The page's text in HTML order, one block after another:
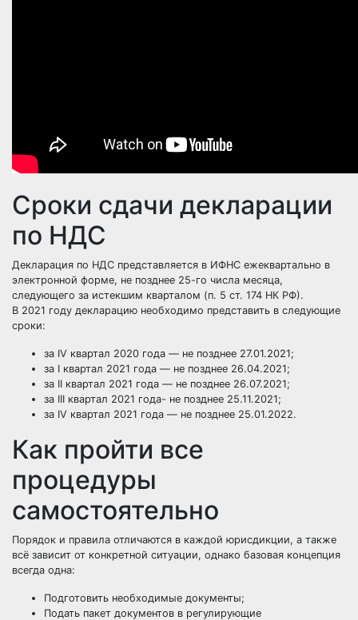
Сроки сдачи декларации
по НДС
Декларация по НДС представляется в ИФНС ежеквартально в
электронной форме, не позднее 25-го числа месяца,
следующего за истекшим кварталом (п. 5 ст. 174 НК РФ).
В 2021 году декларацию необходимо представить в следующие
сроки:
за IV квартал 2020 года — не позднее 27.01.2021;
за I квартал 2021 года — не позднее 26.04.2021;
за II квартал 2021 года — не позднее 26.07.2021;
за III квартал 2021 года- не позднее 25.11.2021;
за IV квартал 2021 года — не позднее 25.01.2022.
Как пройти все
процедуры
самостоятельно
Порядок и правила отличаются в каждой юрисдикции, а также
всё зависит от конкретной ситуации, однако базовая концепция
всегда одна:
Подготовить необходимые документы;
Подать пакет документов в регулирующие